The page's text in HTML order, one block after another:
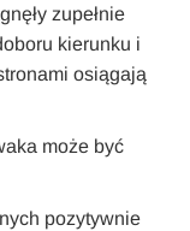
zupełnie
kierunku i
osiągają
może być
pozytywnie